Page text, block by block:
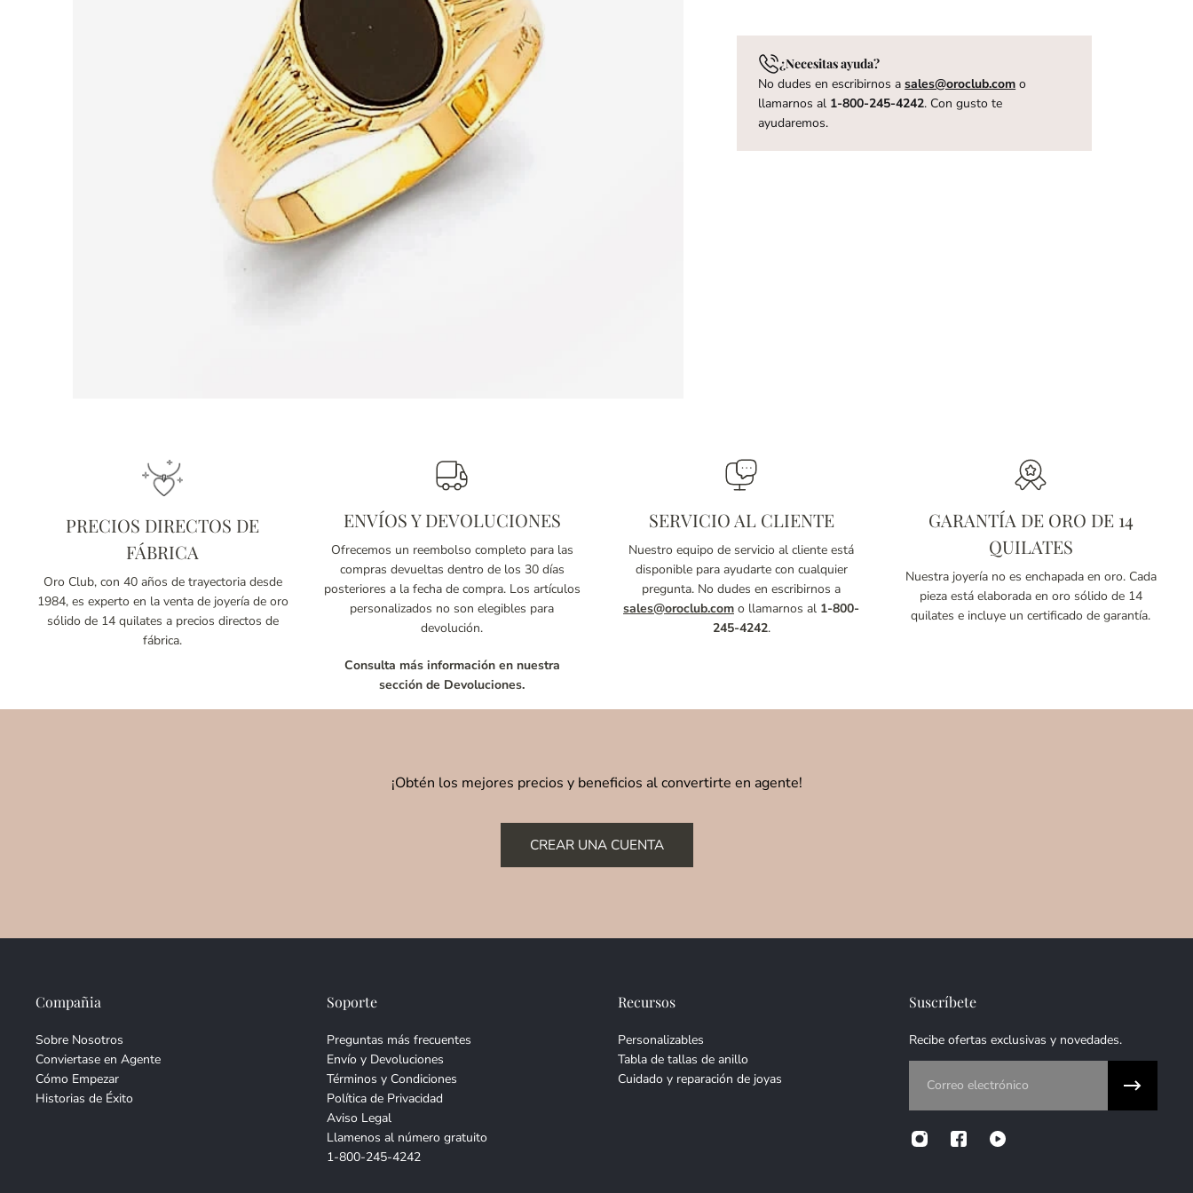
¿Necesitas ayuda?
No dudes en escribirnos asales@oroclub.com o
llamarnos al 1-800-245-4242. Con gusto te
ayudaremos.
PRECIOS DIRECTOS DE
FÁBRICA
Oro Club, con 40 años de trayectoria desde
1984, es experto en la venta de joyería de oro
sólido de 14 quilates a precios directos de
fábrica.
ENVÍOS Y DEVOLUCIONES
Ofrecemos un reembolso completo para las
compras devueltas dentro de los 30 días
posteriores a la fecha de compra. Los artículos
personalizados no son elegibles para
devolución.
Consulta más información en nuestra
sección de Devoluciones.
SERVICIO AL CLIENTE
Nuestro equipo de servicio al cliente está
disponible para ayudarte con cualquier
pregunta. No dudes en escribirnos a
sales@oroclub.com o llamarnos al 1-800-
245-4242.
GARANTÍA DE ORO DE 14
QUILATES
Nuestra joyería no es enchapada en oro. Cada
pieza está elaborada en oro sólido de 14
quilates e incluye un certificado de garantía.
¡Obtén los mejores precios y beneficios al convertirte en agente!
CREAR UNA CUENTA
Compañia
Sobre Nosotros
Conviertase en Agente
Cómo Empezar
Historias de Éxito
Soporte
Preguntas más frecuentes
Envío y Devoluciones
Términos y Condiciones
Política de Privacidad
Aviso Legal
Llamenos al número gratuito
1-800-245-4242
Recursos
Personalizables
Tabla de tallas de anillo
Cuidado y reparación de joyas
Suscríbete
Recibe ofertas exclusivas y novedades.